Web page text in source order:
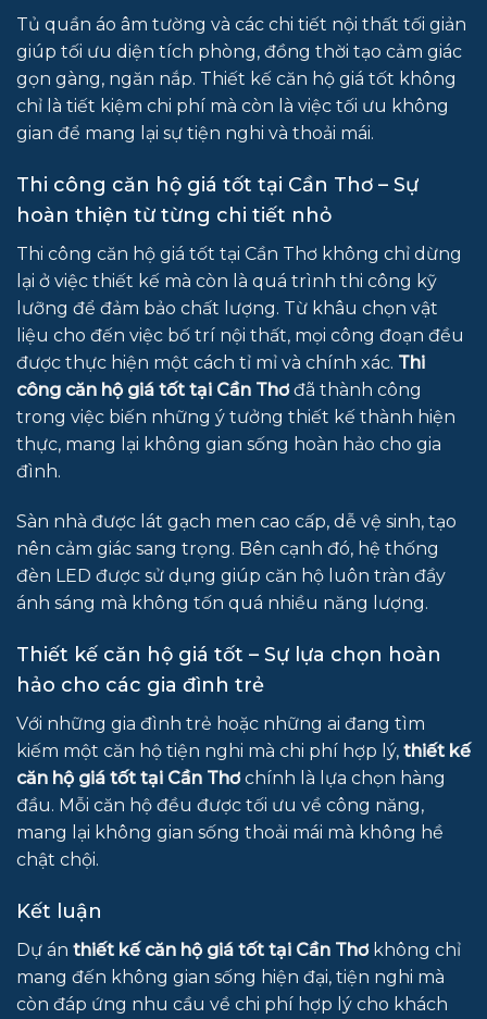
Tủ quần áo âm tường và các chi tiết nội thất tối giản
giúp tối ưu diện tích phòng, đồng thời tạo cảm giác
gọn gàng, ngăn nắp. Thiết kế căn hộ giá tốt không
chỉ là tiết kiệm chi phí mà còn là việc tối ưu không
gian để mang lại sự tiện nghi và thoải mái.
Thi công căn hộ giá tốt tại Cần Thơ – Sự
hoàn thiện từ từng chi tiết nhỏ
Thi công căn hộ giá tốt tại Cần Thơ không chỉ dừng
lại ở việc thiết kế mà còn là quá trình thi công kỹ
lưỡng để đảm bảo chất lượng. Từ khâu chọn vật
liệu cho đến việc bố trí nội thất, mọi công đoạn đều
được thực hiện một cách tỉ mỉ và chính xác. Thi
công căn hộ giá tốt tại Cần Thơđã thành công
trong việc biến những ý tưởng thiết kế thành hiện
thực, mang lại không gian sống hoàn hảo cho gia
đình.
Sàn nhà được lát gạch men cao cấp, dễ vệ sinh, tạo
nên cảm giác sang trọng. Bên cạnh đó, hệ thống
đèn LED được sử dụng giúp căn hộ luôn tràn đầy
ánh sáng mà không tốn quá nhiều năng lượng.
Thiết kế căn hộ giá tốt – Sự lựa chọn hoàn
hảo cho các gia đình trẻ
Với những gia đình trẻ hoặc những ai đang tìm
kiếm một căn hộ tiện nghi mà chi phí hợp lý, thiết kế
căn hộ giá tốt tại Cần Thơchính là lựa chọn hàng
đầu. Mỗi căn hộ đều được tối ưu về công năng,
mang lại không gian sống thoải mái mà không hề
chật chội.
Kết luận
Dự án thiết kế căn hộ giá tốt tại Cần Thơkhông chỉ
mang đến không gian sống hiện đại, tiện nghi mà
còn đáp ứng nhu cầu về chi phí hợp lý cho khách